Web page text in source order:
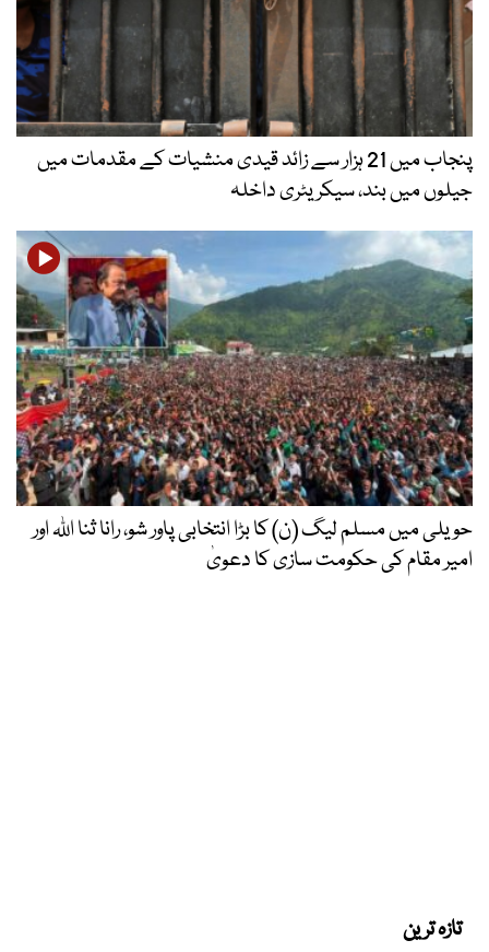
پنجاب میں 21 ہزار سے زائد قیدی منشیات کے مقدمات میں
جیلوں میں بند، سیکریٹری داخلہ
حویلی میں مسلم لیگ (ن) کا بڑا انتخابی پاور شو، رانا ثنا اللہ اور
امیر مقام کی حکومت سازی کا دعویٰ
تازہ ترین